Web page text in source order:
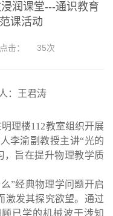
润课堂---通识教育
课活动
点击： 35次
：王君涛
理楼112教室组织开展
李渝副教授主讲“光的
，旨在提升物理教学质
”经典物理学问题开启
激发其探究欲望。通过
已学的机械波干涉知